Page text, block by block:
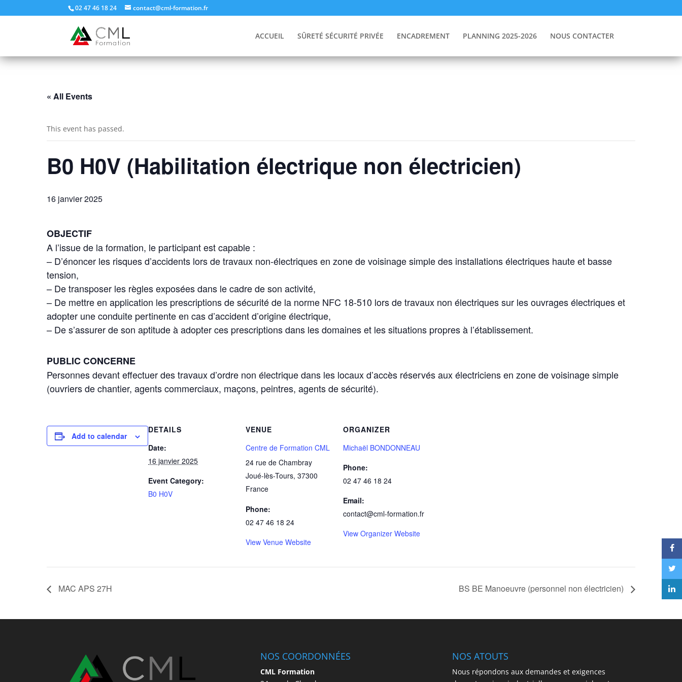
02 47 46 18 24 contact@cml-formation.fr
ACCUEIL SÛRETÉ SÉCURITÉ PRIVÉE ENCADREMENT PLANNING 2025-2026 NOUS CONTACTER
« All Events
This event has passed.
B0 H0V (Habilitation électrique non électricien)
16 janvier 2025
OBJECTIF
A l’issue de la formation, le participant est capable :
– D’énoncer les risques d’accidents lors de travaux non-électriques en zone de voisinage simple des installations électriques haute et basse
tension,
– De transposer les règles exposées dans le cadre de son activité,
– De mettre en application les prescriptions de sécurité de la norme NFC 18-510 lors de travaux non électriques sur les ouvrages électriques et
adopter une conduite pertinente en cas d’accident d’origine électrique,
– De s’assurer de son aptitude à adopter ces prescriptions dans les domaines et les situations propres à l’établissement.
PUBLIC CONCERNE
Personnes devant effectuer des travaux d’ordre non électrique dans les locaux d’accès réservés aux électriciens en zone de voisinage simple
(ouvriers de chantier, agents commerciaux, maçons, peintres, agents de sécurité).
Add to calendar
DETAILS
Date:
16 janvier 2025
Event Category:
B0 H0V
VENUE
Centre de Formation CML
24 rue de Chambray
Joué-lès-Tours, 37300
France
Phone:
02 47 46 18 24
View Venue Website
ORGANIZER
Michaël BONDONNEAU
Phone:
02 47 46 18 24
Email:
contact@cml-formation.fr
View Organizer Website
MAC APS 27H BS BE Manoeuvre (personnel non électricien)
NOS COORDONNÉES
CML Formation
NOS ATOUTS
Nous répondons aux demandes et exigences